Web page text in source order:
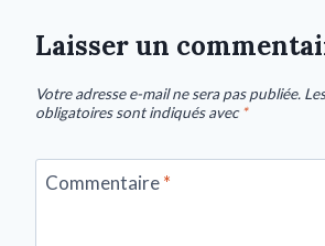
Laisser un
Votre adresse e-mail ne sera pas publiée.
obligatoires sont indiqués avec*
Commentaire*